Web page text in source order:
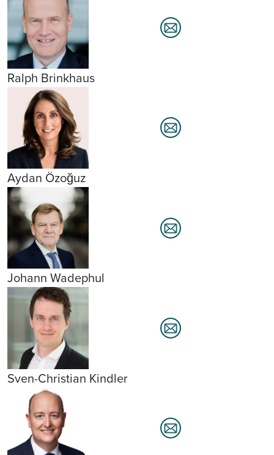
Ralph Brinkhaus
Aydan Özoğuz
Johann Wadephul
Sven-Christian Kindler